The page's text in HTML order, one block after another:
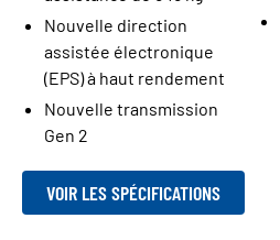
Nouvelle direction
assistée électronique
(EPS) à haut rendement
Nouvelle transmission
Gen 2
VOIR LES SPÉCIFICATIONS